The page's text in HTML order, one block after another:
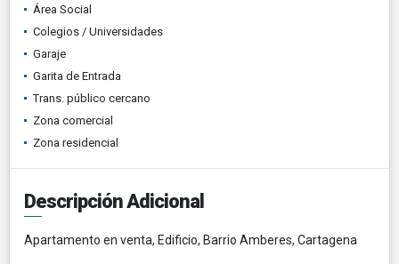
Área Social
Colegios / Universidades
Garaje
Garita de Entrada
Trans. público cercano
Zona comercial
Zona residencial
Descripción Adicional
Apartamento en venta, Edificio, Barrio Amberes, Cartagena